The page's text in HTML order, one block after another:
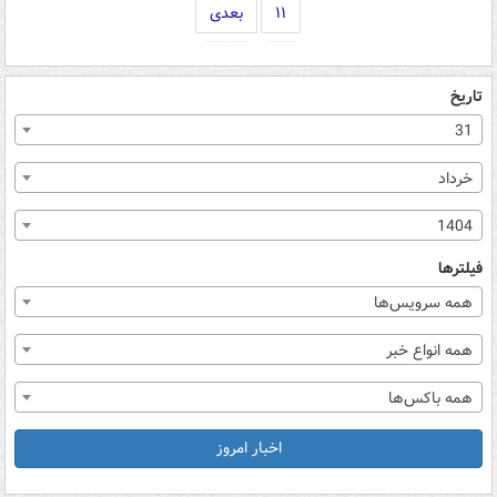
۱۱ بعدی
تاریخ
31
خرداد
1404
فیلترها
همه سرویس‌ها
همه انواع خبر
همه باکس‌ها
اخبار امروز